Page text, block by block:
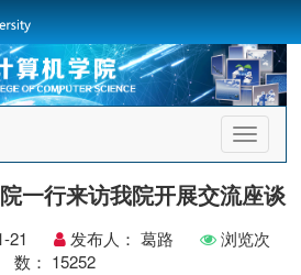
首
页
导
航
一行来访我院开展交流座谈
21 发布人： 葛路
浏览次
数： 15252